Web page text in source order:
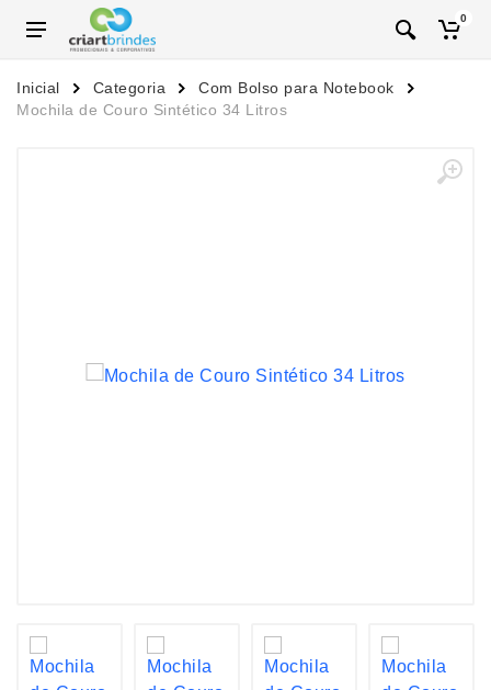
0
Inicial Categoria
Com Bolso para Notebook
Mochila de Couro Sintético 34 Litros